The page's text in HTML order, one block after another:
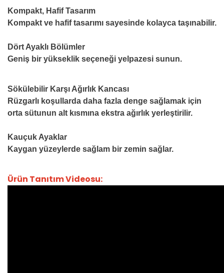
Kompakt, Hafif Tasarım
Kompakt ve hafif tasarımı sayesinde kolayca taşınabilir.
Dört Ayaklı Bölümler
Geniş bir yükseklik seçeneği yelpazesi sunun.
Sökülebilir Karşı Ağırlık Kancası
Rüzgarlı koşullarda daha fazla denge sağlamak için
orta sütunun alt kısmına ekstra ağırlık yerleştirilir.
Kauçuk Ayaklar
Kaygan yüzeylerde sağlam bir zemin sağlar.
Ürün Tanıtım Videosu: